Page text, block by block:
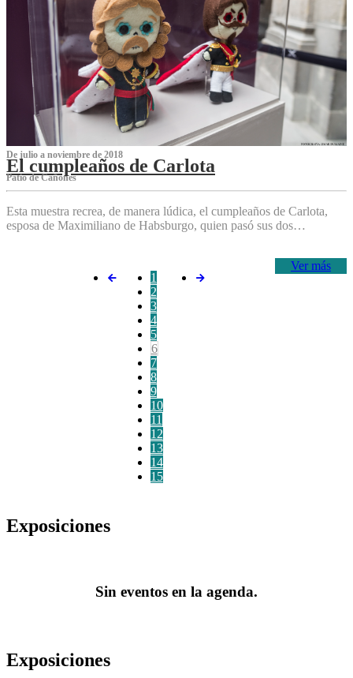
De julio a noviembre de 2018
El cumpleaños de Carlota
Patio de Cañones
Esta muestra recrea, de manera lúdica, el cumpleaños de Carlota,
esposa de Maximiliano de Habsburgo, quien pasó sus dos…
Ver más
1
2
3
4
5
6
7
8
9
10
11
12
13
14
15
Exposiciones
Sin eventos en la agenda.
Exposiciones